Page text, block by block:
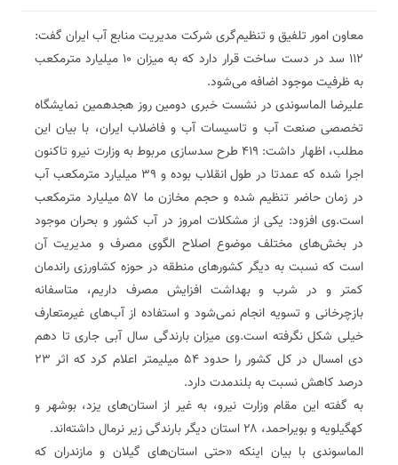
معاون امور تلفیق و تنظیم‌گری شرکت مدیریت منابع آب ایران گفت:
۱۱۲ سد در دست ساخت قرار دارد که به میزان ۱۰ میلیارد مترمکعب
به ظرفیت موجود اضافه می‌شود.
علیرضا الماسوندی در نشست خبری دومین روز هجدهمین نمایشگاه
تخصصی صنعت آب و تاسیسات آب و فاضلاب ایران، با بیان این
مطلب، اظهار داشت: ۴۱۹ طرح سدسازی مربوط به وزارت نیرو تاکنون
اجرا شده که عمدتا در طول انقلاب بوده و ۳۹ میلیارد مترمکعب آب
در زمان حاضر تنظیم شده و حجم مخازن ما ۵۷ میلیارد مترمکعب
است.وی افزود: یکی از مشکلات امروز در آب کشور و بحران موجود
در بخش‌های مختلف موضوع اصلاح الگوی مصرف و مدیریت آن
است که نسبت به دیگر کشورهای منطقه در حوزه کشاورزی راندمان
کمتر و در شرب و بهداشت افزایش مصرف داریم، متاسفانه
بازچرخانی و تسویه انجام نمی‌شود و استفاده از آب‌های غیرمتعارف
خیلی شکل نگرفته است.وی میزان بارندگی سال آبی جاری تا دهم
دی امسال در کل کشور را حدود ۵۴ میلیمتر اعلام کرد که اثر ۲۳
درصد کاهش نسبت به بلند‌مدت دارد.
به گفته این مقام وزارت نیرو، به غیر از استان‌های یزد، بوشهر و
کهگیلویه و بویراحمد، ۲۸ استان دیگر بارندگی زیر نرمال داشته‌اند.
الماسوندی با بیان اینکه «حتی استان‌های گیلان و مازندران که